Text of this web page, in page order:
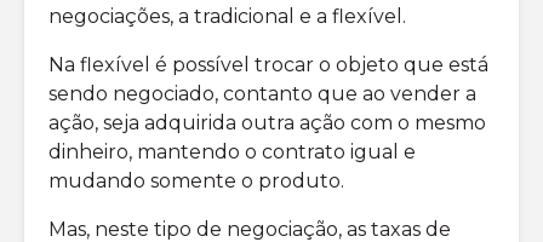
negociações, a tradicional e a flexível.
Na flexível é possível trocar o objeto que está
sendo negociado, contanto que ao vender a
ação, seja adquirida outra ação com o mesmo
dinheiro, mantendo o contrato igual e
mudando somente o produto.
Mas, neste tipo de negociação, as taxas de